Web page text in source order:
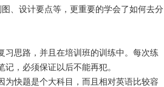
、设计要点等，更重要的学会了如何去分
思路，并且在培训班的训练中。每次练
，必须保证以后不能再犯。
快题是个大科目，而且相对英语比较容